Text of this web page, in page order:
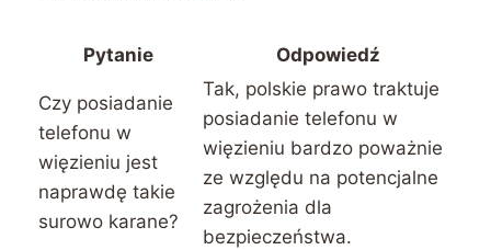
Pytanie Odpowiedź
Czy posiadanie
telefonu w
więzieniu jest
naprawdę takie
surowo karane?
Tak, polskie prawo traktuje
posiadanie telefonu w
więzieniu bardzo poważnie
ze względu na potencjalne
zagrożenia dla
bezpieczeństwa.